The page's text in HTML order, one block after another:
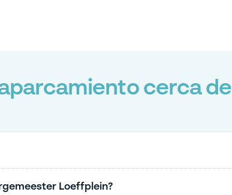
cerca de
Loeffplein?